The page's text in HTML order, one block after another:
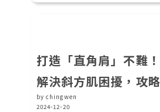
打造「直角肩」不難
解決斜方肌困擾，攻
by chingwen
2024-12-20